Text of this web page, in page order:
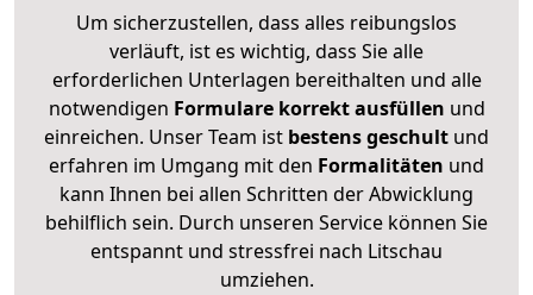
Um sicherzustellen, dass alles reibungslos
verläuft, ist es wichtig, dass Sie alle
erforderlichen Unterlagen bereithalten und alle
notwendigen Formulare korrekt ausfüllen und
einreichen. Unser Team ist bestens geschult und
erfahren im Umgang mit den Formalitäten und
kann Ihnen bei allen Schritten der Abwicklung
behilflich sein. Durch unseren Service können Sie
entspannt und stressfrei nach Litschau
umziehen.